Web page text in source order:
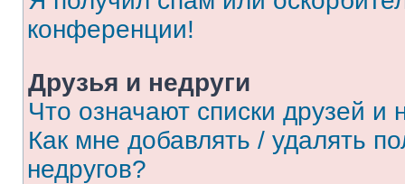
конференции!
Друзья и недруги
Что означают списки друзей и
Как мне добавлять / удалять
недругов?